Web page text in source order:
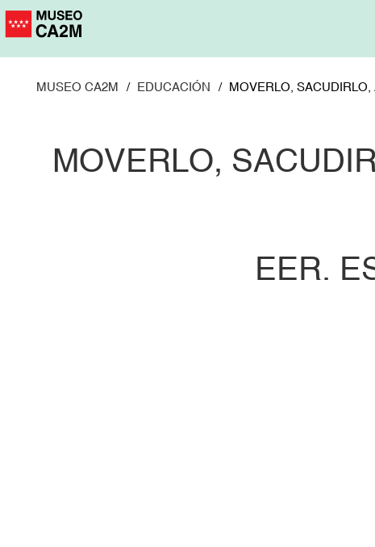
Pasar
MUSEO CA2M EDUCACIÓN MOVERLO,
MOVERLO,
EER.